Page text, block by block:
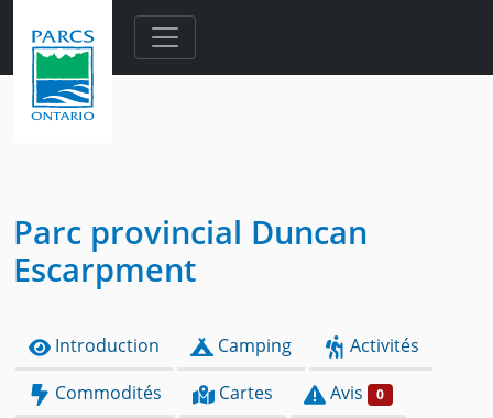
Skip to main content
Parc provincial Duncan
Escarpment
Introduction Camping
Activités
Commodités
Cartes Avis 0